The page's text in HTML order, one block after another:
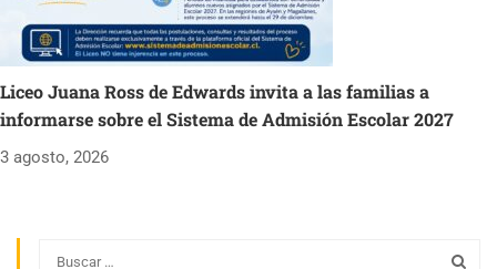
Liceo Juana Ross de Edwards invita a las familias a
informarse sobre el Sistema de Admisión Escolar 2027
3 agosto, 2026